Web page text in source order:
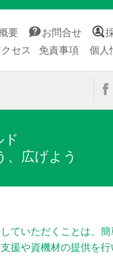
要 お問合せ
セス
免責事項 個人
広げよう
ていただくことは、
援や資機材の提供を行